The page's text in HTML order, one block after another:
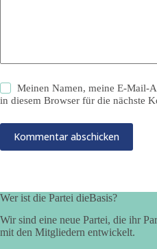
Meinen Namen, meine E-Mail-
in diesem Browser für die nächste
Kommentar abschicken
Wer ist die Partei dieBasis?
Wir sind eine neue Partei, die ihr
mit den Mitgliedern entwickelt.